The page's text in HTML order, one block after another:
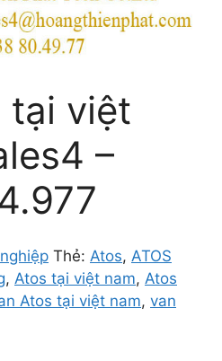
tại việt
–
Thẻ: Atos, ATOS
, Atos tại việt nam, Atos
Atos tại việt nam, van